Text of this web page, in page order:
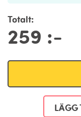
Totalt:
259 :-
LÄGG